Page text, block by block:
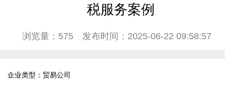
税服务案例
浏览量：575 发布时间：2025-06-22 09:58:57
企业类型：贸易公司